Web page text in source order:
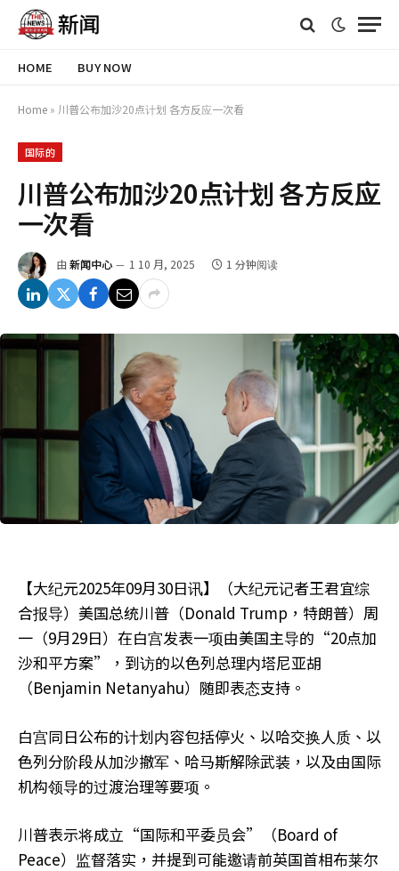
HOME BUY NOW
Home » 川普公布加沙20点计划 各方反应一次看
国际的
川普公布加沙20点计划 各方反应
一次看
由 新闻中心 1 10 月, 2025 1 分钟阅读
【大纪元2025年09月30日讯】（大纪元记者王君宜综
合报导）美国总统川普（Donald Trump，特朗普）周
一（9月29日）在白宫发表一项由美国主导的“20点加
沙和平方案”，到访的以色列总理内塔尼亚胡
（Benjamin Netanyahu）随即表态支持。
白宫同日公布的计划内容包括停火、以哈交换人质、以
色列分阶段从加沙撤军、哈马斯解除武装，以及由国际
机构领导的过渡治理等要项。
川普表示将成立“国际和平委员会”（Board of
Peace）监督落实，并提到可能邀请前英国首相布莱尔